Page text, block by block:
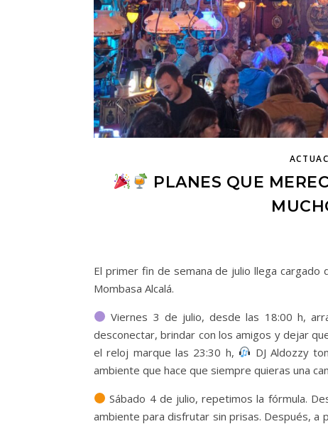
PLANES QUE
El primer fin de semana de julio llega
Mombasa Alcalá.
Viernes 3 de julio, desde las 18:00 h,
desconectar, brindar con los amigos y dejar
el reloj marque las 23:30 h,
DJ Aldozzy
ambiente que hace que siempre quieras una
Sábado 4 de julio, repetimos la fórmula.
ambiente para disfrutar sin prisas. Después, a